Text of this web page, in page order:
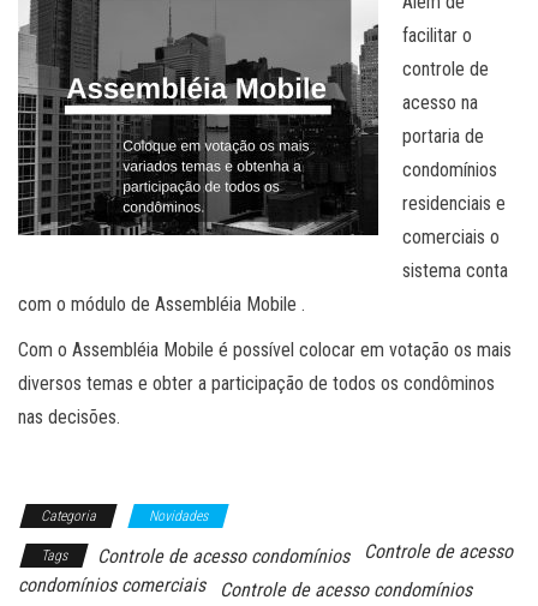
facilitar o
controle de
acesso na
portaria de
condomínios
residenciais e
comerciais o
sistema conta
com o módulo de Assembléia Mobile .
Com o Assembléia Mobile é possível colocar em votação os mais
diversos temas e obter a participação de todos os condôminos
nas decisões.
Categoria Novidades
Tags Controle de acesso condomínios
Controle de acesso
condomínios comerciais
Controle de acesso condomínios